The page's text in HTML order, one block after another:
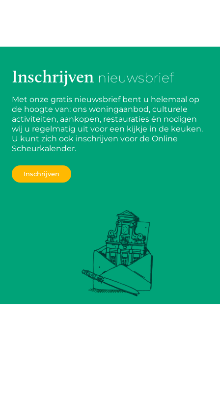
Inschrijven nieuwsbrief
Met onze gratis nieuwsbrief bent u helemaal op
de hoogte van: ons woningaanbod, culturele
activiteiten, aankopen, restauraties én nodigen
wij u regelmatig uit voor een kijkje in de keuken.
U kunt zich ook inschrijven voor de Online
Scheurkalender.
Inschrijven